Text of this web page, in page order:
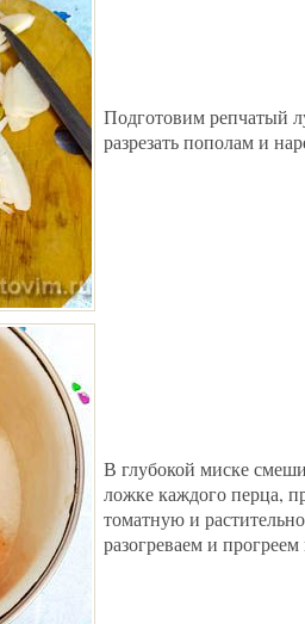
Подготовим репчатый
разрезать пополам и
В глубокой миске
ложке каждого перца,
томатную и
разогреваем и